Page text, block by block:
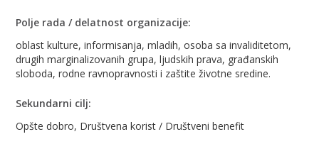
Polje rada / delatnost organizacije:
oblast kulture, informisanja, mladih, osoba sa invaliditetom,
drugih marginalizovanih grupa, ljudskih prava, građanskih
sloboda, rodne ravnopravnosti i zaštite životne sredine.
Sekundarni cilj:
Opšte dobro, Društvena korist / Društveni benefit